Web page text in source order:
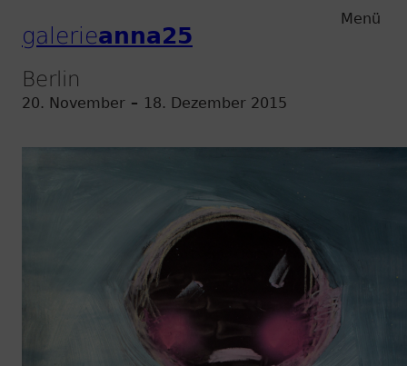
Hauptmenu
Inhalt
galerieanna25
Menü
Berlin
20. November – 18. Dezember 2015